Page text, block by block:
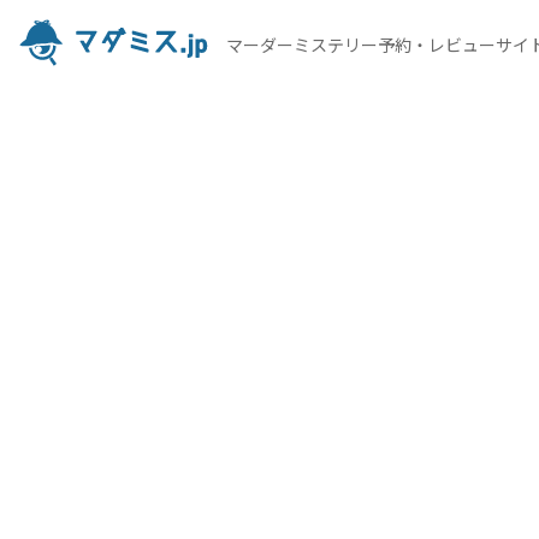
マーダーミステリー予約・レビューサイ